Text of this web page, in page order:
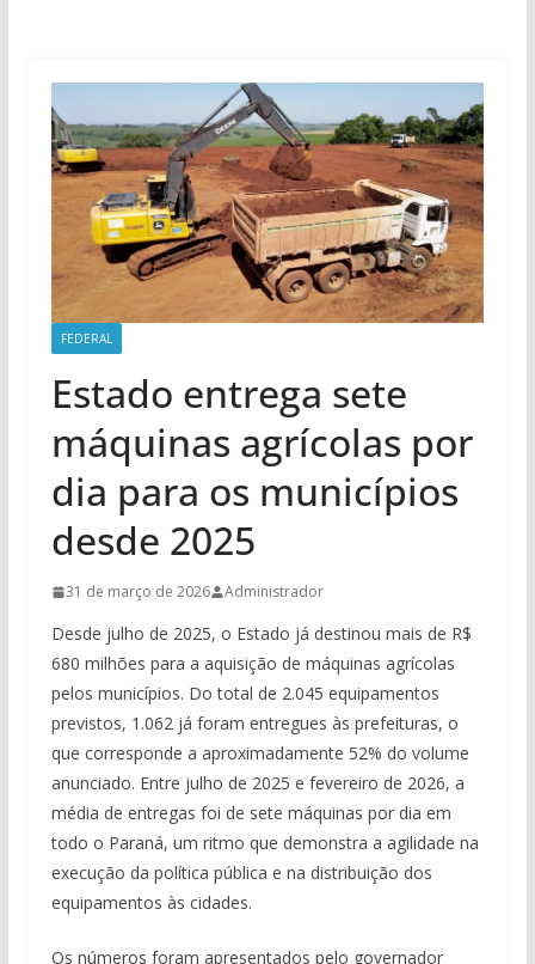
FEDERAL
Estado entrega sete
máquinas agrícolas por
dia para os municípios
desde 2025
31 de março de 2026 Administrador
Desde julho de 2025, o Estado já destinou mais de R$
680 milhões para a aquisição de máquinas agrícolas
pelos municípios. Do total de 2.045 equipamentos
previstos, 1.062 já foram entregues às prefeituras, o
que corresponde a aproximadamente 52% do volume
anunciado. Entre julho de 2025 e fevereiro de 2026, a
média de entregas foi de sete máquinas por dia em
todo o Paraná, um ritmo que demonstra a agilidade na
execução da política pública e na distribuição dos
equipamentos às cidades.
Os números foram apresentados pelo governador